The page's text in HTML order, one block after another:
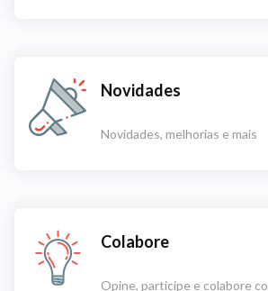
Novidades
Novidades, melhorias e mais
Colabore
Opine, participe e colabore